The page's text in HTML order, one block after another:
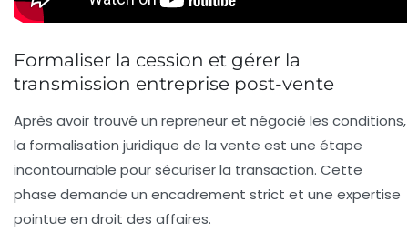
Formaliser la cession et gérer la
transmission entreprise post-vente
Après avoir trouvé un repreneur et négocié les conditions,
la formalisation juridique de la vente est une étape
incontournable pour sécuriser la transaction. Cette
phase demande un encadrement strict et une expertise
pointue en droit des affaires.